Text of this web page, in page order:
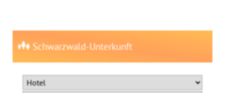
Schwarzwald-Unterkunft